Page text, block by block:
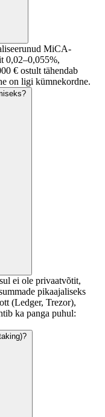
MiCA-
0,02–0,055%,
€ ostult tähendab
on ligi kümnekordne.
ei ole privaatvõtit,
pikaajaliseks
(Ledger, Trezor),
ka panga puhul: